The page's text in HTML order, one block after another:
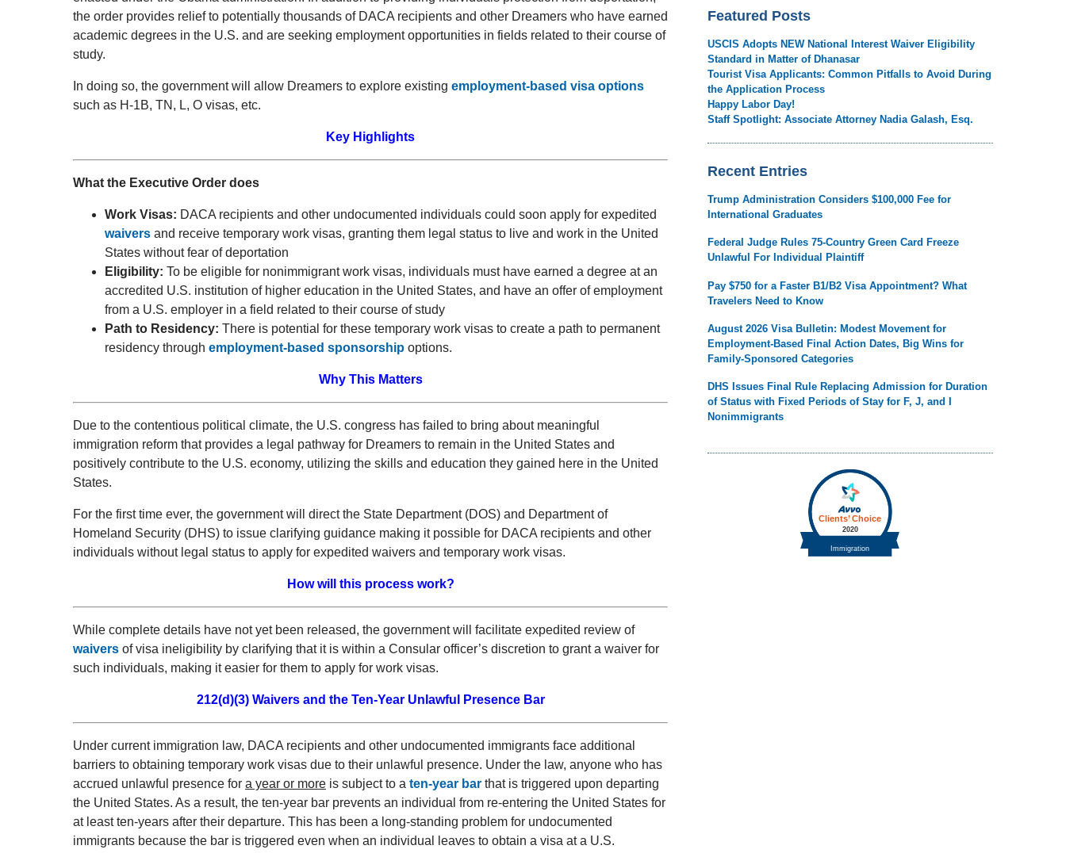
the order provides relief to potentially thousands of DACA recipients and other Dreamers who have earned
academic degrees in the U.S. and are seeking employment opportunities in fields related to their course of
study.
In doing so, the government will allow Dreamers to explore existing employment-based visa options
such as H-1B, TN, L, O visas, etc.
Key Highlights
What the Executive Order does
Work Visas: DACA recipients and other undocumented individuals could soon apply for expedited
waivers and receive temporary work visas, granting them legal status to live and work in the United
States without fear of deportation
Eligibility: To be eligible for nonimmigrant work visas, individuals must have earned a degree at an
accredited U.S. institution of higher education in the United States, and have an offer of employment
from a U.S. employer in a field related to their course of study
Path to Residency: There is potential for these temporary work visas to create a path to permanent
residency through employment-based sponsorship options.
Why This Matters
Due to the contentious political climate, the U.S. congress has failed to bring about meaningful
immigration reform that provides a legal pathway for Dreamers to remain in the United States and
positively contribute to the U.S. economy, utilizing the skills and education they gained here in the United
States.
For the first time ever, the government will direct the State Department (DOS) and Department of
Homeland Security (DHS) to issue clarifying guidance making it possible for DACA recipients and other
individuals without legal status to apply for expedited waivers and temporary work visas.
How will this process work?
While complete details have not yet been released, the government will facilitate expedited review of
waivers of visa ineligibility by clarifying that it is within a Consular officer’s discretion to grant a waiver for
such individuals, making it easier for them to apply for work visas.
212(d)(3) Waivers and the Ten-Year Unlawful Presence Bar
Under current immigration law, DACA recipients and other undocumented immigrants face additional
barriers to obtaining temporary work visas due to their unlawful presence. Under the law, anyone who has
accrued unlawful presence for a year or more is subject to a ten-year bar that is triggered upon departing
the United States. As a result, the ten-year bar prevents an individual from re-entering the United States for
at least ten-years after their departure. This has been a long-standing problem for undocumented
immigrants because the bar is triggered even when an individual leaves to obtain a visa at a U.S.
Featured Posts
USCIS Adopts NEW National Interest Waiver Eligibility
Standard in Matter of Dhanasar
Tourist Visa Applicants: Common Pitfalls to Avoid During
the Application Process
Happy Labor Day!
Staff Spotlight: Associate Attorney Nadia Galash, Esq.
Recent Entries
Trump Administration Considers $100,000 Fee for
International Graduates
Federal Judge Rules 75-Country Green Card Freeze
Unlawful For Individual Plaintiff
Pay $750 for a Faster B1/B2 Visa Appointment? What
Travelers Need to Know
August 2026 Visa Bulletin: Modest Movement for
Employment-Based Final Action Dates, Big Wins for
Family-Sponsored Categories
DHS Issues Final Rule Replacing Admission for Duration
of Status with Fixed Periods of Stay for F, J, and I
Nonimmigrants